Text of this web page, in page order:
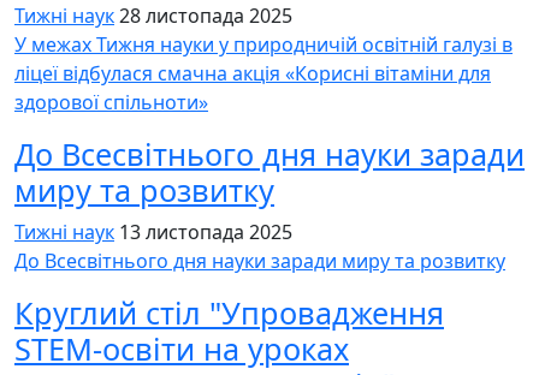
Тижні наук28 листопада 2025
У межах Тижня науки у природничій освітній галузі в
ліцеї відбулася смачна акція «Корисні вітаміни для
здорової спільноти»
До Всесвітнього дня науки заради
миру та розвитку
Тижні наук 13 листопада 2025
До Всесвітнього дня науки заради миру та розвитку
Круглий стіл "Упровадження
STEM-освіти на уроках